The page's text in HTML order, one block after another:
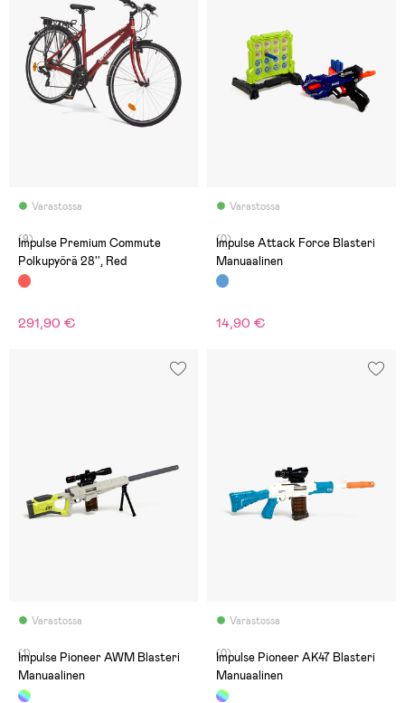
Varastossa
(9)
Impulse Premium Commute
Polkupyörä 28'', Red
291,90 €
Varastossa
(0)
Impulse Attack Force Blasteri
Manuaalinen
14,90 €
Varastossa
(1)
Impulse Pioneer AWM Blasteri
Manuaalinen
Varastossa
(0)
Impulse Pioneer AK47 Blasteri
Manuaalinen